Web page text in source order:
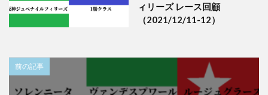
ィリーズ レース回顧
（2021/12/11-12）
前の記事